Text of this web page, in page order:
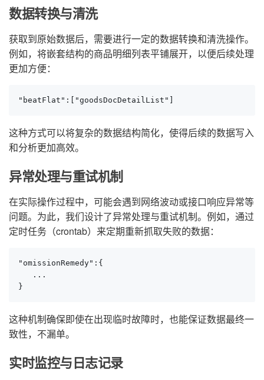
数据转换与清洗
获取到原始数据后，需要进行一定的数据转换和清洗操作。
例如，将嵌套结构的商品明细列表平铺展开，以便后续处理
更加方便：
"beatFlat":["goodsDocDetailList"]
这种方式可以将复杂的数据结构简化，使得后续的数据写入
和分析更加高效。
异常处理与重试机制
在实际操作过程中，可能会遇到网络波动或接口响应异常等
问题。为此，我们设计了异常处理与重试机制。例如，通过
定时任务（crontab）来定期重新抓取失败的数据：
"omissionRemedy":{
   ...
}
这种机制确保即使在出现临时故障时，也能保证数据最终一
致性，不漏单。
实时监控与日志记录